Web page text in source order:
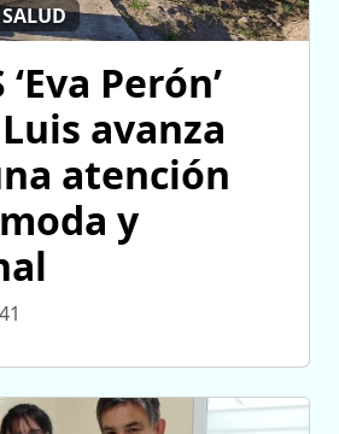
‘Eva Perón’
avanza
atención
y